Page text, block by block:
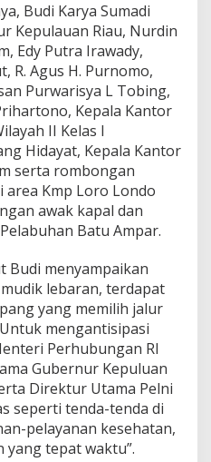
Budi Karya Sumadi
Kepulauan Riau, Nurdin
Edy Putra Irawady,
R. Agus H. Purnomo,
Purwarisya L Tobing,
Kepala Kantor
II Kelas I
Hidayat, Kepala Kantor
serta rombongan
area Kmp Loro Londo
awak kapal dan
Batu Ampar.
Budi menyampaikan
lebaran, terdapat
yang memilih jalur
mengantisipasi
Perhubungan RI
Gubernur Kepuluan
Direktur Utama Pelni
seperti tenda-tenda di
pelayanan kesehatan,
tepat waktu”.